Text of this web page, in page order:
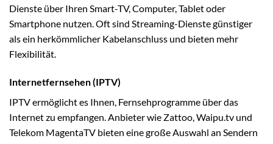
Dienste über Ihren Smart-TV, Computer, Tablet oder
Smartphone nutzen. Oft sind Streaming-Dienste günstiger
als ein herkömmlicher Kabelanschluss und bieten mehr
Flexibilität.
Internetfernsehen (IPTV)
IPTV ermöglicht es Ihnen, Fernsehprogramme über das
Internet zu empfangen. Anbieter wie Zattoo, Waipu.tv und
Telekom MagentaTV bieten eine große Auswahl an Sendern